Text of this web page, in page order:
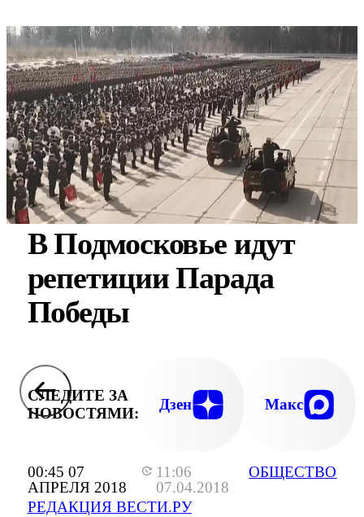
00:45 07
АПРЕЛЯ 2018
11:06
07.04.2018
РЕДАКЦИЯ ВЕСТИ.РУ
ОБЩЕСТВО
В Подмосковье идут
репетиции Парада
Победы
СЛЕДИТЕ ЗА
НОВОСТЯМИ:
Дзен Макс